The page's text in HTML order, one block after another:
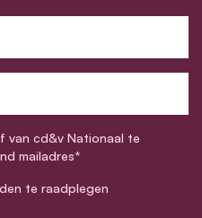
van cd&v Nationaal te
mailadres*
te raadplegen